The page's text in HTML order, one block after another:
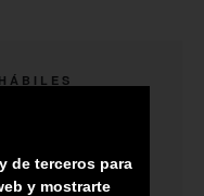
de terceros para
y mostrarte